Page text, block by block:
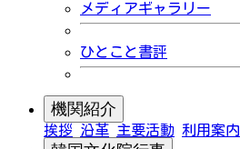
メディアギャラリー
ひとこと書評
機関紹介
挨拶 沿革 主要活動 利用案内